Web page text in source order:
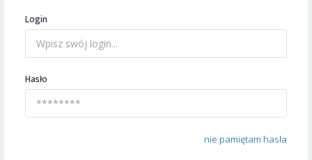
Login
Hasło
nie pamiętam hasła